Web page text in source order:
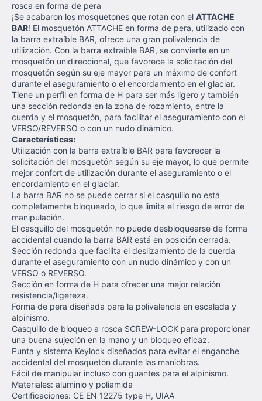
rosca en forma de pera
¡Se acabaron los mosquetones que rotan con el ATTACHE
BAR! El mosquetón ATTACHE en forma de pera, utilizado con
la barra extraíble BAR, ofrece una gran polivalencia de
utilización. Con la barra extraíble BAR, se convierte en un
mosquetón unidireccional, que favorece la solicitación del
mosquetón según su eje mayor para un máximo de confort
durante el aseguramiento o el encordamiento en el glaciar.
Tiene un perfil en forma de H para ser más ligero y también
una sección redonda en la zona de rozamiento, entre la
cuerda y el mosquetón, para facilitar el aseguramiento con el
VERSO/REVERSO o con un nudo dinámico.
Características:
Utilización con la barra extraíble BAR para favorecer la
solicitación del mosquetón según su eje mayor, lo que permite
mejor confort de utilización durante el aseguramiento o el
encordamiento en el glaciar.
La barra BAR no se puede cerrar si el casquillo no está
completamente bloqueado, lo que limita el riesgo de error de
manipulación.
El casquillo del mosquetón no puede desbloquearse de forma
accidental cuando la barra BAR está en posición cerrada.
Sección redonda que facilita el deslizamiento de la cuerda
durante el aseguramiento con un nudo dinámico y con un
VERSO o REVERSO.
Sección en forma de H para ofrecer una mejor relación
resistencia/ligereza.
Forma de pera diseñada para la polivalencia en escalada y
alpinismo.
Casquillo de bloqueo a rosca SCREW-LOCK para proporcionar
una buena sujeción en la mano y un bloqueo eficaz.
Punta y sistema Keylock diseñados para evitar el enganche
accidental del mosquetón durante las maniobras.
Fácil de manipular incluso con guantes para el alpinismo.
Materiales: aluminio y poliamida
Certificaciones: CE EN 12275 type H, UIAA